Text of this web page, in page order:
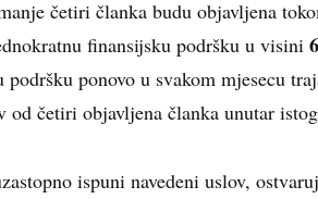
četiri članka budu objavljena
finansijsku podršku u visini
podršku ponovo u svakom mjesecu
od četiri objavljena članka unutar
ispuni navedeni uslov,